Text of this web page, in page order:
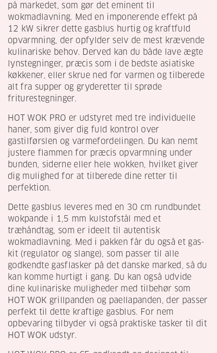
på markedet, som gør det eminent til
wokmadlavning. Med en imponerende effekt på
12 kW sikrer dette gasblus hurtig og kraftfuld
opvarmning, der opfylder selv de mest krævende
kulinariske behov. Derved kan du både lave ægte
lynstegninger, præcis som i de bedste asiatiske
køkkener, eller skrue ned for varmen og tilberede
alt fra supper og gryderetter til sprøde
friturestegninger.
HOT WOK PRO er udstyret med tre individuelle
haner, som giver dig fuld kontrol over
gastilførslen og varmefordelingen. Du kan nemt
justere flammen for præcis opvarmning under
bunden, siderne eller hele wokken, hvilket giver
dig mulighed for at tilberede dine retter til
perfektion.
Dette gasblus leveres med en 30 cm rundbundet
wokpande i 1,5 mm kulstofstål med et
træhåndtag, som er ideelt til autentisk
wokmadlavning. Med i pakken får du også et gas-
kit (regulator og slange), som passer til alle
godkendte gasflasker på det danske marked, så du
kan komme hurtigt i gang. Du kan også udvide
dine kulinariske muligheder med tilbehør som
HOT WOK grillpanden og paellapanden, der passer
perfekt til dette kraftige gasblus. For nem
opbevaring tilbyder vi også praktiske tasker til dit
HOT WOK udstyr.